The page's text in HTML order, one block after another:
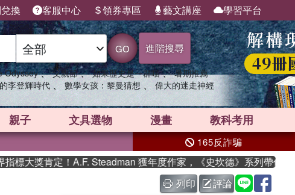
換 客服中心 領券專區 藝文講座 學習平台
GO 進階搜尋
Odyssey 、 父親節 、 如果歷史是一群喵 、 暑期推薦
李登輝時代 、 數學女孩：黎曼猜想 、 偉大的迷走神經
親子 文具選物 漫畫 教科考用
165反詐騙
大獎肯定！A.F. Steadman 獲年度作家，《史坎德》系列帶你踏上熱
列印 評論